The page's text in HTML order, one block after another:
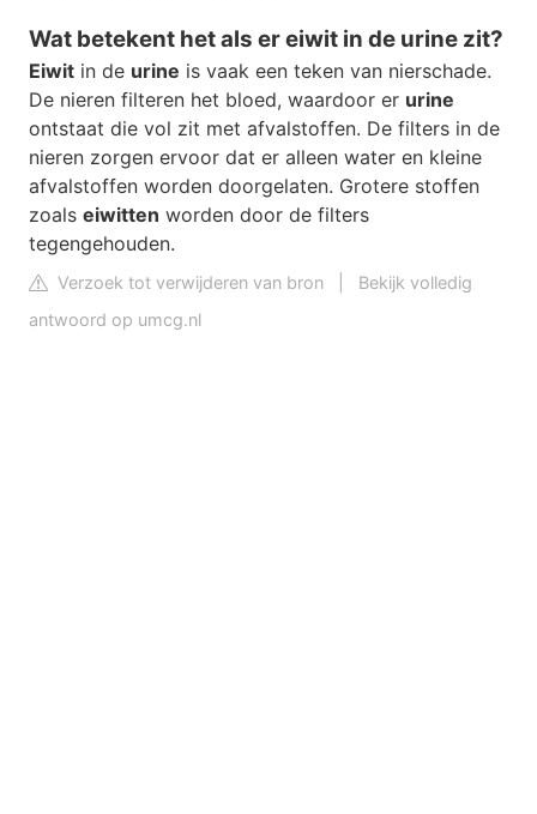
Wat betekent het als er eiwit in de urine zit?
Eiwit in de urine is vaak een teken van nierschade.
De nieren filteren het bloed, waardoor er urine
ontstaat die vol zit met afvalstoffen. De filters in de
nieren zorgen ervoor dat er alleen water en kleine
afvalstoffen worden doorgelaten. Grotere stoffen
zoals eiwitten worden door de filters
tegengehouden.
Verzoek tot verwijderen van bron
Bekijk volledig
antwoord op umcg.nl